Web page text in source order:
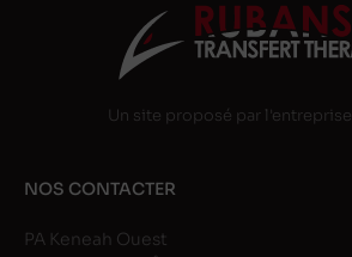
Un site proposé par l'entreprise
NOS CONTACTER
PA Keneah Ouest